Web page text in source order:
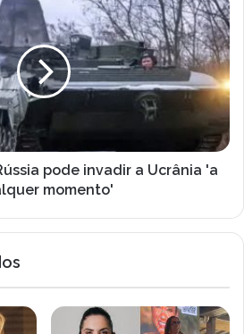
pode invadir a Ucrânia 'a
momento'